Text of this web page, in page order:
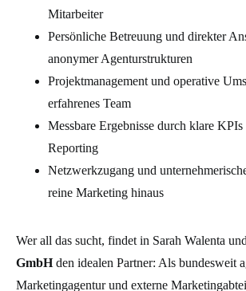
Mitarbeiter
Persönliche Betreuung und direkter
anonymer Agenturstrukturen
Projektmanagement und operative
erfahrenes Team
Messbare Ergebnisse durch klare
Reporting
Netzwerkzugang und
reine Marketing hinaus
Wer all das sucht, findet in Sarah Walenta
GmbHden idealen Partner: Als bundesweit
Marketingagentur und externe